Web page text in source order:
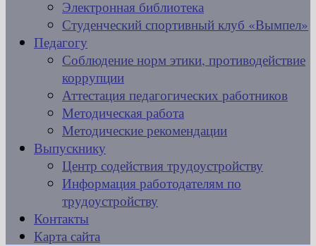
Электронная библиотека
Студенческий спортивный клуб «Вымпел»
Педагогу
Соблюдение норм этики, противодействие
коррупции
Аттестация педагогических работников
Методическая работа
Методические рекомендации
Выпускнику
Центр содействия трудоустройству
Информация работодателям по
трудоустройству
Контакты
Карта сайта